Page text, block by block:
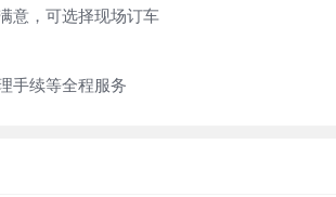
意，可选择现场订车
手续等全程服务